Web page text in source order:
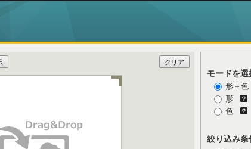
モードを選
形＋色
形
色
絞り込み条